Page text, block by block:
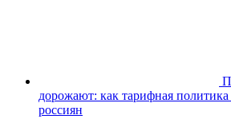
дорожают: как тарифная
россиян